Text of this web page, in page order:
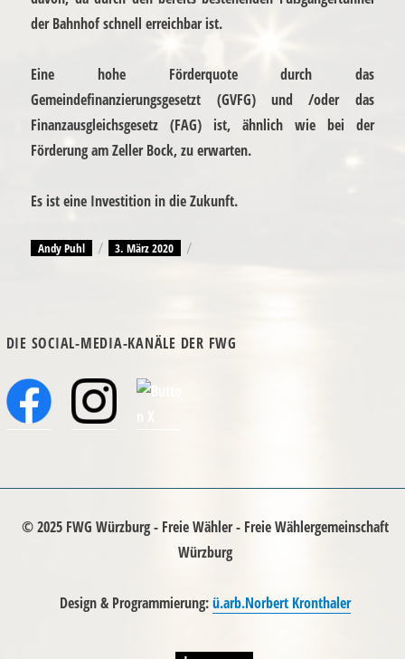
der Bahnhof schnell erreichbar ist.
Eine hohe Förderquote durch das
Gemeindefinanzierungsgesetzt (GVFG) und /oder das
Finanzausgleichsgesetz (FAG) ist, ähnlich wie bei der
Förderung am Zeller Bock, zu erwarten.
Es ist eine Investition in die Zukunft.
Autor
Andy Puhl
Veröffentlicht
3. März 2020
DIE SOCIAL-MEDIA-KANÄLE DER FWG
© 2025 FWG Würzburg - Freie Wähler - Freie Wählergemeinschaft
Würzburg
Design & Programmierung:ü.arb.Norbert Kronthaler